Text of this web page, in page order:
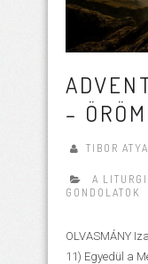
–
TIBOR ATYA
A
GONDOLATOK
OLVASMÁNY
11) Egyedül a